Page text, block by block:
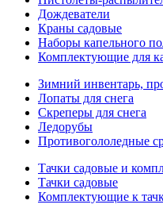
Дождеватели
Краны садовые
Наборы капельного
Комплектующие для
Зимний инвентарь,
Лопаты для снега
Скреперы для снега
Ледорубы
Противогололедные
Тачки садовые и
Тачки садовые
Комплектующие к